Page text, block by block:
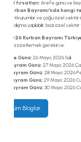
Tatil fırsatları:Arefe günü ve
7. Kurban Bayramı’nda
Resmî kurumlar ve çoğu özel sektör
gün çalışma yapılabilir; bazı özel
8. 2026 Kurban Bayramı
Kısaca özetlemek gerekirse:
Arefe Günü:26 Mayıs 2026 Salı
1. Bayram Günü:27 Mayıs 2026
2. Bayram Günü:28 Mayıs 2026
3. Bayram Günü:29 Mayıs 2026
4. Bayram Günü:30 Mayıs 2026
Tüm Bloglar